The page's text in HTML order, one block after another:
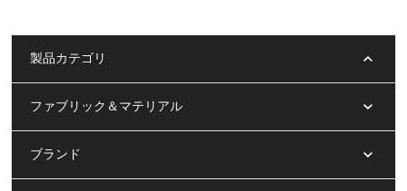
製品カテゴリ
ファブリック＆マテリアル
ブランド